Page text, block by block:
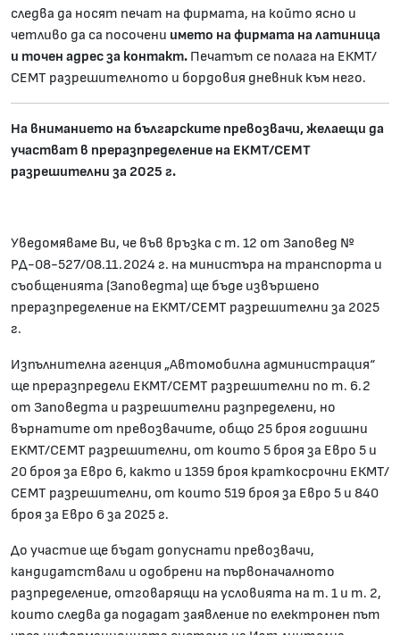
следва да носят печат на фирмата, на който ясно и
четливо да са посочени името на фирмата на латиница
и точен адрес за контакт. Печатът се полага на ЕКМТ/
СЕМТ разрешителното и бордовия дневник към него.
На вниманието на българските превозвачи, желаещи да
участват в преразпределение на ЕКМТ/СЕМТ
разрешителни за 2025 г.
Уведомяваме Ви, че във връзка с т. 12 от Заповед №
РД-08-527/08.11.2024 г. на министъра на транспорта и
съобщенията (Заповедта) ще бъде извършено
преразпределение на ЕКМТ/СЕМТ разрешителни за 2025
г.
Изпълнителна агенция „Автомобилна администрация“
ще преразпредели ЕКМТ/СЕМТ разрешителни по т. 6.2
от Заповедта и разрешителни разпределени, но
върнатите от превозвачите, общо 25 броя годишни
ЕКМТ/СЕМТ разрешителни, от които 5 броя за Евро 5 и
20 броя за Евро 6, както и 1359 броя краткосрочни ЕКМТ/
СЕМТ разрешителни, от които 519 броя за Евро 5 и 840
броя за Евро 6 за 2025 г.
До участие ще бъдат допуснати превозвачи,
кандидатствали и одобрени на първоначалното
разпределение, отговарящи на условията на т. 1 и т. 2,
които следва да подадат заявление по електронен път